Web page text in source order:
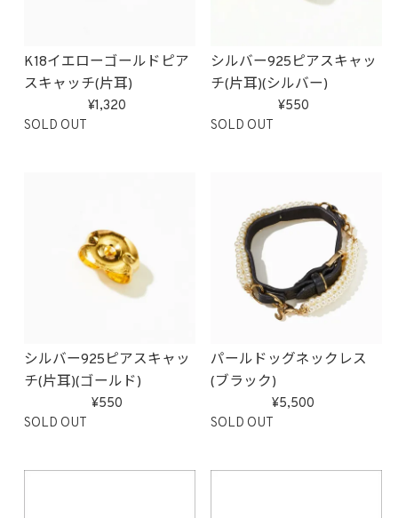
K18イエローゴールドピア
スキャッチ(片耳)
1,320
SOLD OUT
シルバー925ピアスキャッ
チ(片耳)(シルバー)
550
SOLD OUT
シルバー925ピアスキャッ
チ(片耳)(ゴールド)
550
SOLD OUT
パールドッグネックレス
(ブラック)
5,500
SOLD OUT